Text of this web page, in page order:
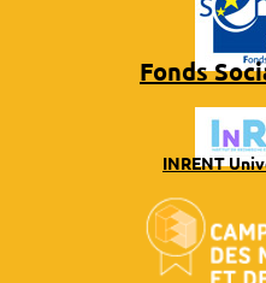
Fonds
INRENT